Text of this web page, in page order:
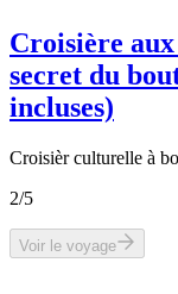
Croisière
secret du
incluses)
Croisièr culturelle à
2/5
Voir le voyage